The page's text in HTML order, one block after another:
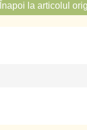
Înapoi la articolul